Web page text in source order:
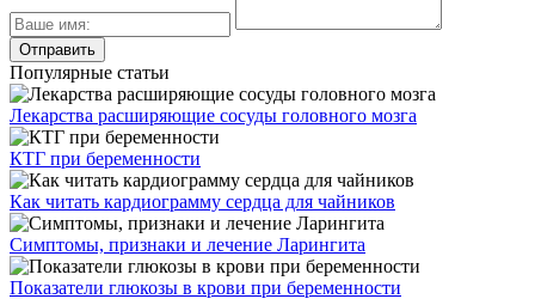
Популярные статьи
Лекарства расширяющие сосуды головного мозга
КТГ при беременности
Как читать кардиограмму сердца для чайников
Симптомы, признаки и лечение Ларингита
Показатели глюкозы в крови при беременности